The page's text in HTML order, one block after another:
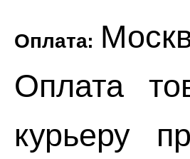
Оплата:
Оплата
курьеру